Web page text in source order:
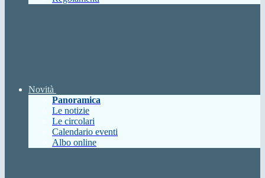
Novità
Panoramica
Le notizie
Le circolari
Calendario eventi
Albo online